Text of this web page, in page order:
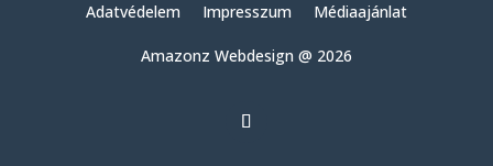
Adatvédelem Impresszum Médiaajánlat
Amazonz Webdesign @ 2026